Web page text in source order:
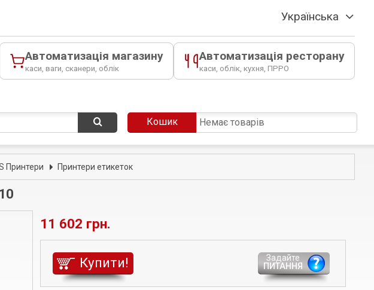
Українська
Автоматизація магазину
каси, ваги, сканери, облік
Автоматизація ресторану
каси, облік, кухня, ПРРО
Кошик Немає товарів
Принтери Принтери етикеток
11 602 грн.
Купити!
Задайте
ПИТАННЯ